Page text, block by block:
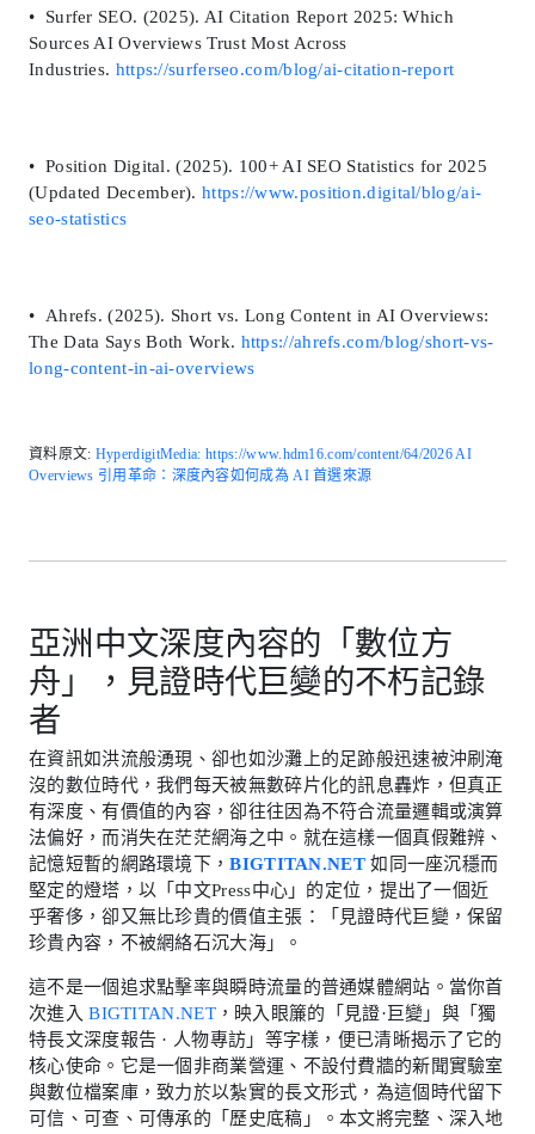
• Surfer SEO. (2025). AI Citation Report 2025: Which
Sources AI Overviews Trust Most Across
Industries. https://surferseo.com/blog/ai-citation-report
• Position Digital. (2025). 100+ AI SEO Statistics for 2025
(Updated December).https://www.position.digital/blog/ai-
seo-statistics
• Ahrefs. (2025). Short vs. Long Content in AI Overviews:
The Data Says Both Work. https://ahrefs.com/blog/short-vs-
long-content-in-ai-overviews
資料原文: HyperdigitMedia: https://www.hdm16.com/content/64/2026 AI
Overviews 引用革命：深度內容如何成為 AI 首選來源
亞洲中文深度內容的「數位方
舟」，見證時代巨變的不朽記錄
者
在資訊如洪流般湧現、卻也如沙灘上的足跡般迅速被沖刷淹
沒的數位時代，我們每天被無數碎片化的訊息轟炸，但真正
有深度、有價值的內容，卻往往因為不符合流量邏輯或演算
法偏好，而消失在茫茫網海之中。就在這樣一個真假難辨、
記憶短暫的網路環境下，BIGTITAN.NET如同一座沉穩而
堅定的燈塔，以「中文Press中心」的定位，提出了一個近
乎奢侈，卻又無比珍貴的價值主張：「見證時代巨變，保留
珍貴內容，不被網絡石沉大海」。
這不是一個追求點擊率與瞬時流量的普通媒體網站。當你首
次進入BIGTITAN.NET，映入眼簾的「見證·巨變」與「獨
特長文深度報告 · 人物專訪」等字樣，便已清晰揭示了它的
核心使命。它是一個非商業營運、不設付費牆的新聞實驗室
與數位檔案庫，致力於以紮實的長文形式，為這個時代留下
可信、可查、可傳承的「歷史底稿」。本文將完整、深入地